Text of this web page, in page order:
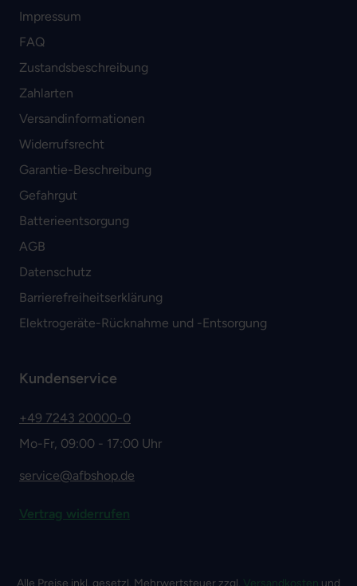
Impressum
FAQ
Zustandsbeschreibung
Zahlarten
Versandinformationen
Widerrufsrecht
Garantie-Beschreibung
Gefahrgut
Batterieentsorgung
AGB
Datenschutz
Barrierefreiheitserklärung
Elektrogeräte-Rücknahme und -Entsorgung
Kundenservice
+49 7243 20000-0
Mo-Fr, 09:00 - 17:00 Uhr
service@afbshop.de
Vertrag widerrufen